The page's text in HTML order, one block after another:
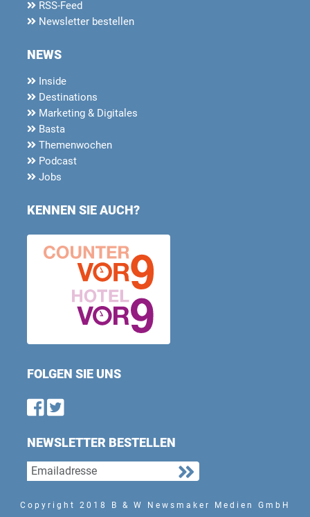
RSS-Feed
Newsletter bestellen
NEWS
Inside
Destinations
Marketing & Digitales
Basta
Themenwochen
Podcast
Jobs
KENNEN SIE AUCH?
FOLGEN SIE UNS
Find us on Facebook
Follow us on Twitter
NEWSLETTER BESTELLEN
Copyright 2018 B & W Newsmaker Medien GmbH